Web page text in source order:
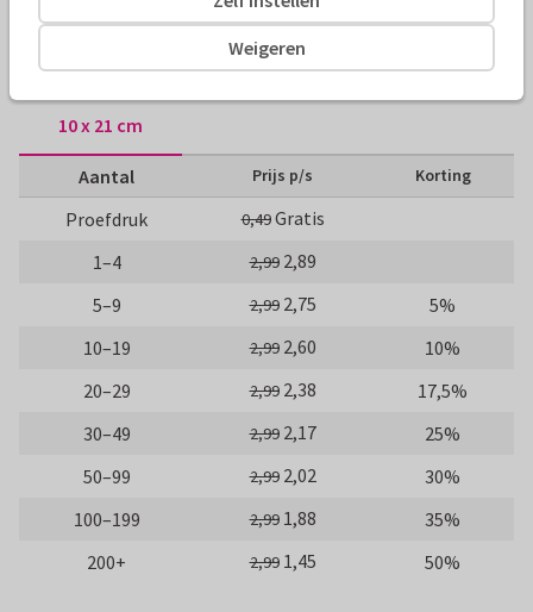
Manique
Formaten en tarieven
10 x 21 cm
Aantal Prijs p/s Korting
Proefdruk 0,49Gratis
1–4
2,99 2,89
5–9
2,99 2,75
5%
10–19
2,99 2,60
10%
20–29
2,99 2,38
17,5%
30–49
2,99 2,17
25%
50–99
2,99 2,02
30%
100–199
2,99 1,88
35%
200+
2,99 1,45 50%
Weigeren